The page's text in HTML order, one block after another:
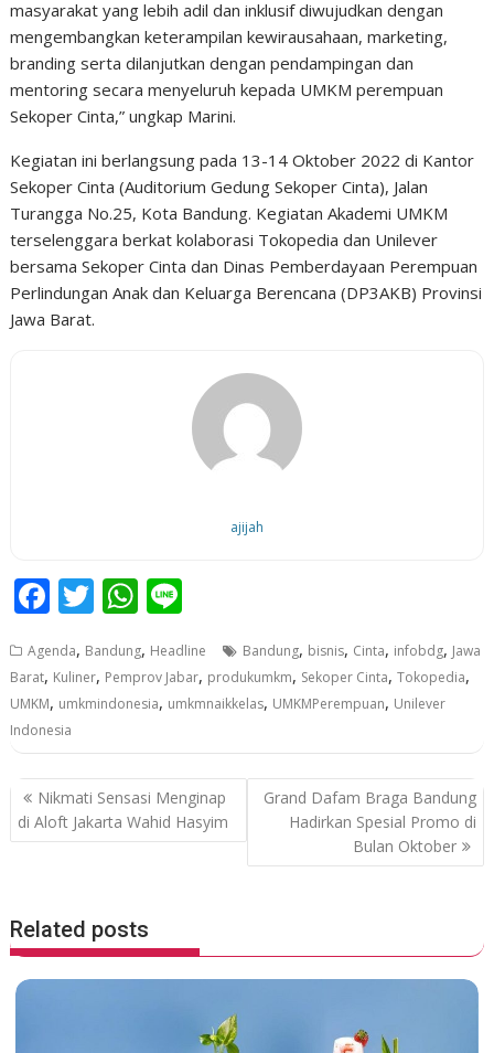
masyarakat yang lebih adil dan inklusif diwujudkan dengan
mengembangkan keterampilan kewirausahaan, marketing,
branding serta dilanjutkan dengan pendampingan dan
mentoring secara menyeluruh kepada UMKM perempuan
Sekoper Cinta,” ungkap Marini.
Kegiatan ini berlangsung pada 13-14 Oktober 2022 di Kantor
Sekoper Cinta (Auditorium Gedung Sekoper Cinta), Jalan
Turangga No.25, Kota Bandung. Kegiatan Akademi UMKM
terselenggara berkat kolaborasi Tokopedia dan Unilever
bersama Sekoper Cinta dan Dinas Pemberdayaan Perempuan
Perlindungan Anak dan Keluarga Berencana (DP3AKB) Provinsi
Jawa Barat.
ajijah
F
e
b
o
o
k
T
itt
er
W
at
s
p
p
e
Agenda, Bandung, Headline Bandung, bisnis, Cinta, infobdg, Jawa
Barat, Kuliner, Pemprov Jabar, produkumkm, Sekoper Cinta,Tokopedia,
UMKM, umkmindonesia, umkmnaikkelas, UMKMPerempuan, Unilever
Indonesia
P
o
n
a
i
Nikmati Sensasi Menginap
di Aloft Jakarta Wahid Hasyim
Grand Dafam Braga Bandung
Hadirkan Spesial Promo di
Bulan Oktober
Related posts